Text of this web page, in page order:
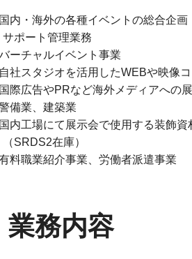
内・海外の各種イベントの総合企
ポート管理業務
ーチャルイベント事業
社スタジオを活用したWEBや映像
際広告やPRなど海外メディアへの
備業、建築業
内工場にて展示会で使用する装飾
SRDS2在庫）
料職業紹介事業、労働者派遣事業
業務内容